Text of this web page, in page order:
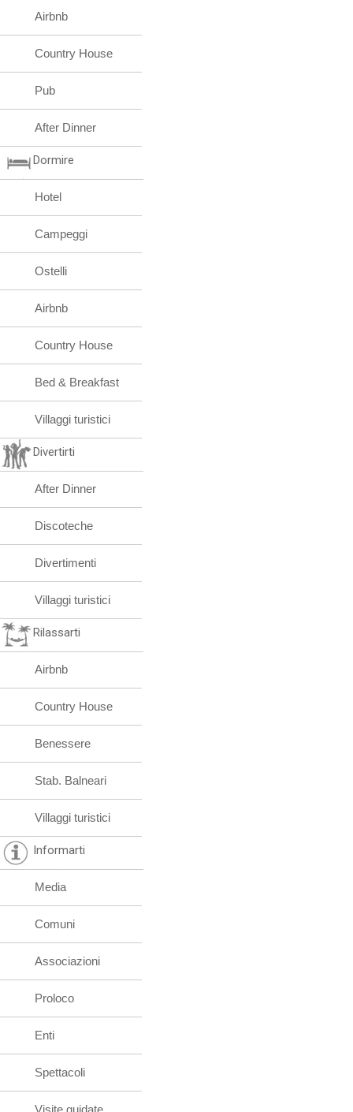
Airbnb
Country House
Pub
After Dinner
Dormire
Hotel
Campeggi
Ostelli
Airbnb
Country House
Bed & Breakfast
Villaggi turistici
Divertirti
After Dinner
Discoteche
Divertimenti
Villaggi turistici
Rilassarti
Airbnb
Country House
Benessere
Stab. Balneari
Villaggi turistici
Informarti
Media
Comuni
Associazioni
Proloco
Enti
Spettacoli
Visite guidate